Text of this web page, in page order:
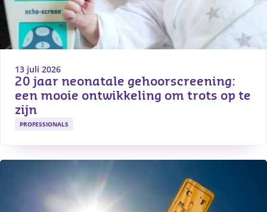
13 juli 2026
20 jaar neonatale gehoorscreening:
een mooie ontwikkeling om trots op te
zijn
PROFESSIONALS